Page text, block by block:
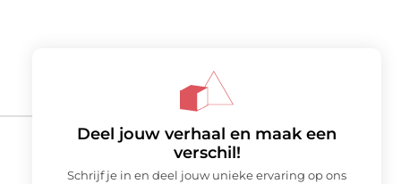
Deel jouw verhaal en maak een
verschil!
Schrijf je in en deel jouw unieke ervaring op ons